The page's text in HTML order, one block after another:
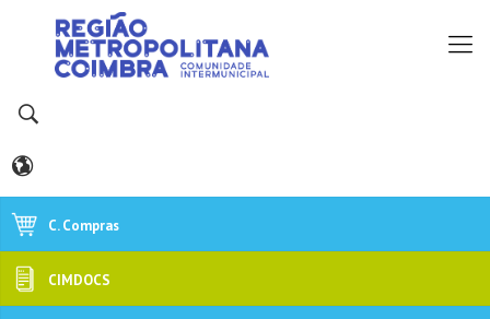
C. Compras
CIMDOCS